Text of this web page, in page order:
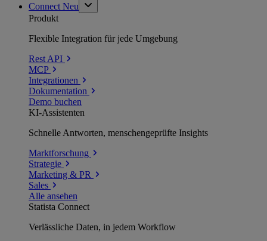
Connect Neu
Produkt
Flexible Integration für jede Umgebung
Rest API
MCP
Integrationen
Dokumentation
Demo buchen
KI-Assistenten
Schnelle Antworten, menschengeprüfte Insights
Marktforschung
Strategie
Marketing & PR
Sales
Alle ansehen
Statista Connect
Verlässliche Daten, in jedem Workflow